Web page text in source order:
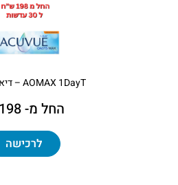
AOMAX 1DayT – דיאגנוסטיקה
החל מ- 198 ₪
לרכישה